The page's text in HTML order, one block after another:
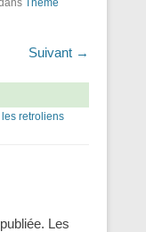
Suivant →
les retroliens
Les